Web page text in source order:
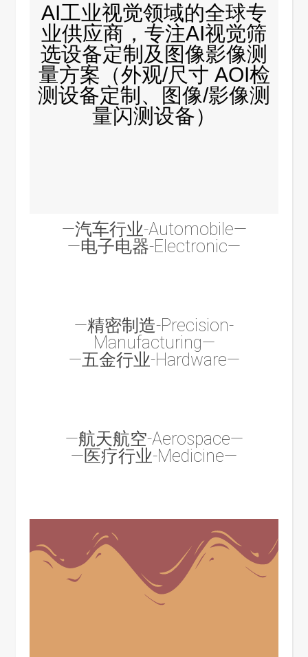
AI工业视觉领域的全球专
业供应商，专注AI视觉筛
选设备定制及图像影像测
量方案（外观/尺寸 AOI检
测设备定制、图像/影像测
量闪测设备）
—汽车行业-Automobile—
—电子电器-Electronic—
—精密制造-Precision-
Manufacturing—
—五金行业-Hardware—
—航天航空-Aerospace—
—医疗行业-Medicine—